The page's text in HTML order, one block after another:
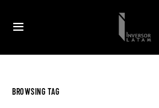
BROWSING TAG